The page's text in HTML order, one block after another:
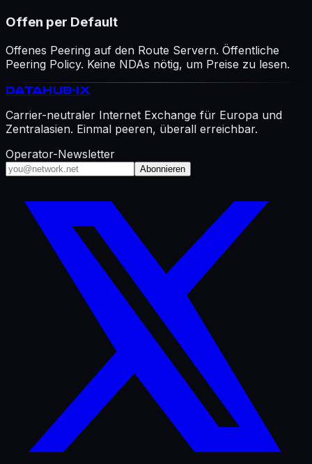
Offen per Default
Offenes Peering auf den Route Servern. Öffentliche
Peering Policy. Keine NDAs nötig, um Preise zu lesen.
DATAHUB-IX
Carrier-neutraler Internet Exchange für Europa und
Zentralasien. Einmal peeren, überall erreichbar.
Operator-Newsletter
Abonnieren